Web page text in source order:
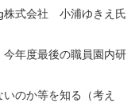
株式会社 小浦ゆきえ氏
年度最後の職員園内研
のか等を知る（考え